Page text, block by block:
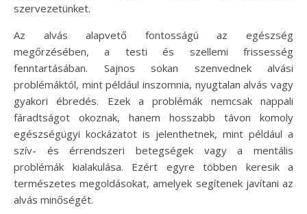
szervezetünket.
Az alvás alapvető fontosságú az egészség
megőrzésében, a testi és szellemi frissesség
fenntartásában. Sajnos sokan szenvednek alvási
problémáktól, mint például inszomnia, nyugtalan alvás vagy
gyakori ébredés. Ezek a problémák nemcsak nappali
fáradtságot okoznak, hanem hosszabb távon komoly
egészségügyi kockázatot is jelenthetnek, mint például a
szív- és érrendszeri betegségek vagy a mentális
problémák kialakulása. Ezért egyre többen keresik a
természetes megoldásokat, amelyek segítenek javítani az
alvás minőségét.